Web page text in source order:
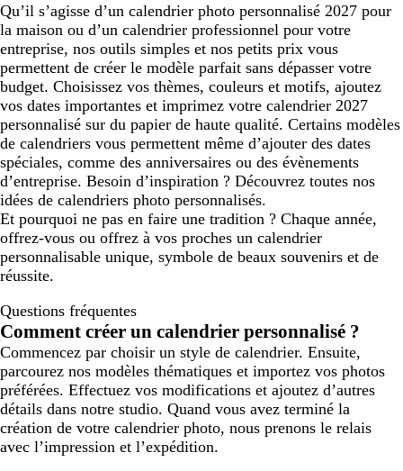
Qu’il s’agisse d’un calendrier photo personnalisé 2027 pour
la maison ou d’un calendrier professionnel pour votre
entreprise, nos outils simples et nos petits prix vous
permettent de créer le modèle parfait sans dépasser votre
budget. Choisissez vos thèmes, couleurs et motifs, ajoutez
vos dates importantes et imprimez votre calendrier 2027
personnalisé sur du papier de haute qualité. Certains modèles
de calendriers vous permettent même d’ajouter des dates
spéciales, comme des anniversaires ou des évènements
d’entreprise. Besoin d’inspiration ? Découvrez toutes nos
idées de calendriers photo personnalisés.
Et pourquoi ne pas en faire une tradition ? Chaque année,
offrez-vous ou offrez à vos proches un calendrier
personnalisable unique, symbole de beaux souvenirs et de
réussite.
Questions fréquentes
Comment créer un calendrier personnalisé ?
Commencez par choisir un style de calendrier. Ensuite,
parcourez nos modèles thématiques et importez vos photos
préférées. Effectuez vos modifications et ajoutez d’autres
détails dans notre studio. Quand vous avez terminé la
création de votre calendrier photo, nous prenons le relais
avec l’impression et l’expédition.